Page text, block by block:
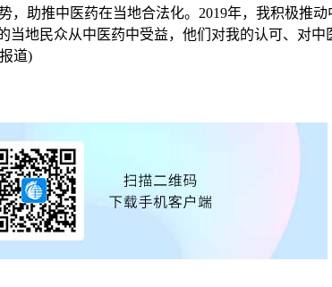
助推中医药在当地合法化。2019年，我积极推
当地民众从中医药中受益，他们对我的认可、对
道)